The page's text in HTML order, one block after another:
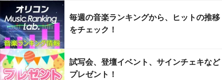
毎週の音楽ランキングから、ヒットの推移
をチェック！
試写会、登壇イベント、サインチェキなど
プレゼント！